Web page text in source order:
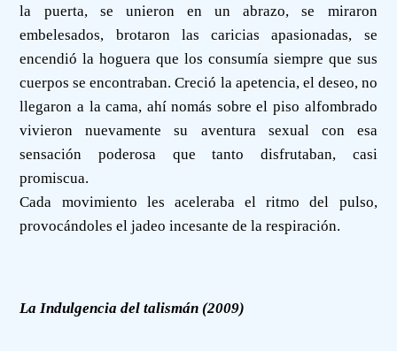
la puerta, se unieron en un abrazo, se miraron
embelesados, brotaron las caricias apasionadas, se
encendió la hoguera que los consumía siempre que sus
cuerpos se encontraban. Creció la apetencia, el deseo, no
llegaron a la cama, ahí nomás sobre el piso alfombrado
vivieron nuevamente su aventura sexual con esa
sensación poderosa que tanto disfrutaban, casi
promiscua.
Cada movimiento les aceleraba el ritmo del pulso,
provocándoles el jadeo incesante de la respiración.
La Indulgencia del talismán (2009)